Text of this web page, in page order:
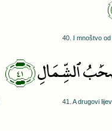
40. I mnoštvo
ٱلشِّمَالِ﴿٤١﴾
41. A drugovi